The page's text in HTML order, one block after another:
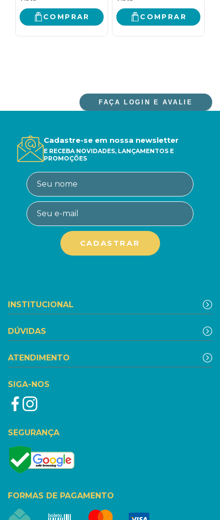
COMPRAR COMPRAR
FAÇA LOGIN E AVALIE
Cadastre-se em nossa newsletter
E RECEBA NOVIDADES, LANÇAMENTOS E
PROMOÇÕES
INSTITUCIONAL
DÚVIDAS
ATENDIMENTO
SIGA-NOS
SEGURANÇA
FORMAS DE PAGAMENTO